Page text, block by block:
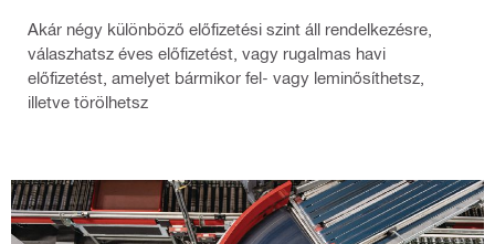
Akár négy különböző előfizetési szint áll rendelkezésre,
válaszhatsz éves előfizetést, vagy rugalmas havi
előfizetést, amelyet bármikor fel- vagy leminősíthetsz,
illetve törölhetsz